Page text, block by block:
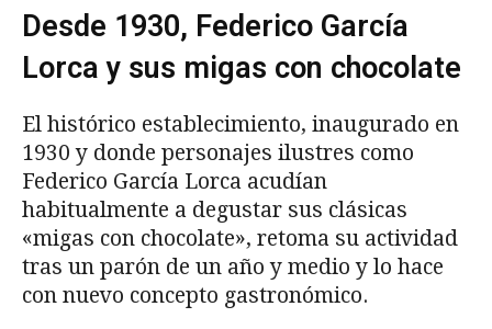
Desde 1930, Federico García
Lorca y sus migas con chocolate
El histórico establecimiento, inaugurado en
1930 y donde personajes ilustres como
Federico García Lorca acudían
habitualmente a degustar sus clásicas
«migas con chocolate», retoma su actividad
tras un parón de un año y medio y lo hace
con nuevo concepto gastronómico.